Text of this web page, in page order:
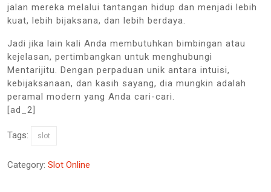
jalan mereka melalui tantangan hidup dan menjadi lebih
kuat, lebih bijaksana, dan lebih berdaya.
Jadi jika lain kali Anda membutuhkan bimbingan atau
kejelasan, pertimbangkan untuk menghubungi
Mentarijitu. Dengan perpaduan unik antara intuisi,
kebijaksanaan, dan kasih sayang, dia mungkin adalah
peramal modern yang Anda cari-cari.
[ad_2]
Tags: slot
Category: Slot Online